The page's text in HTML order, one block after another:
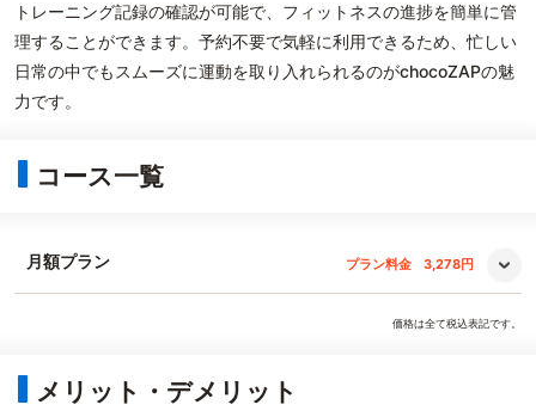
トレーニング記録の確認が可能で、フィットネスの進捗を簡単に管
理することができます。予約不要で気軽に利用できるため、忙しい
日常の中でもスムーズに運動を取り入れられるのがchocoZAPの魅
力です。
コース一覧
月額プラン プラン料金 3,278円
価格は全て税込表記です。
メリット・デメリット